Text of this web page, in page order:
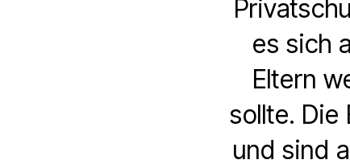
es sich
Eltern
sollte. Die
und sind